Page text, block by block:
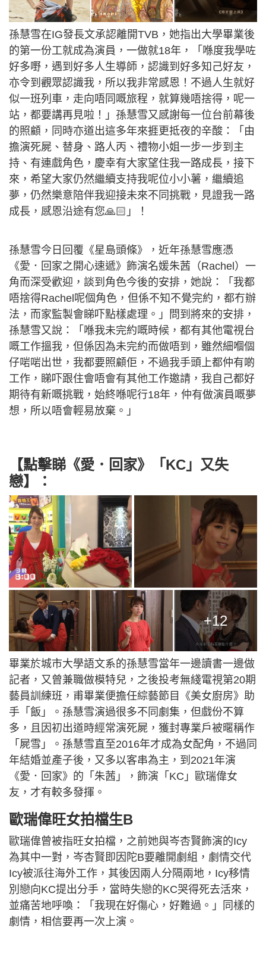
孫慧雪在IG發長文承認離開TVB，她指出大學畢業後
的第一份工就成為演員，一做就18年，「喺度我學咗
好多嘢，遇到好多人生導師，認識到好多知己好友，
亦令到觀眾認識我，所以我非常感恩！不過人生就好
似一班列車，走向唔同嘅旅程，就算幾唔捨得，呢一
站，都要講再見啦！」孫慧雪又感謝每一位台前幕後
的照顧，同時亦道出這多年來捱更抵夜的辛酸：「由
擔演死屍、替身、路人丙、禮物小姐一步一步到主
持、有連戲角色，慶幸有大家望住我一路成長，接下
來，希望大家仍然繼續支持我呢位小小薯，繼續追
夢，仍然樂意陪伴我迎接未來不同挑戰，見證我一路
成長，感恩沿途有您🙏🏻」！
孫慧雪今日回覆《星島頭條》，近年孫慧雪應憑
《愛．回家之開心速遞》飾演名媛朱茜（Rachel）一
角而深受歡迎，談到角色今後的安排，她說：「我都
唔捨得Rachel呢個角色，但係不知不覺完約，都冇辦
法，而家監製會睇吓點樣處理。」問到將來的安排，
孫慧雪又說：「喺我未完約嘅時候，都有其他電視台
嘅工作搵我，但係因為未完約而做唔到，雖然細嗰個
仔啱啱出世，我都要照顧佢，不過我手頭上都仲有啲
工作，睇吓跟住會唔會有其他工作邀請，我自己都好
期待有新嘅挑戰，始終喺呢行18年，仲有做演員嘅夢
想，所以唔會輕易放棄。」
【點擊睇 《愛．回家》「KC」又失
戀】：
+12
畢業於城市大學語文系的孫慧雪當年一邊讀書一邊做
記者，又曾兼職做模特兒，之後投考無綫電視第20期
藝員訓練班，甫畢業便擔任綜藝節目《美女廚房》助
手「飯」。孫慧雪演過很多不同劇集，但戲份不算
多，且因初出道時經常演死屍，獲封專業戶被暱稱作
「屍雪」。孫慧雪直至2016年才成為女配角，不過同
年結婚並產子後，又多以客串為主，到2021年演
《愛．回家》的「朱茜」，飾演「KC」歐瑞偉女
友，才有較多發揮。
歐瑞偉旺女拍檔生B
歐瑞偉曾被指旺女拍檔，之前她與岑杏賢飾演的Icy
為其中一對，岑杏賢即因陀B要離開劇組，劇情交代
Icy被派往海外工作，其後因兩人分隔兩地，Icy移情
別戀向KC提出分手，當時失戀的KC哭得死去活來，
並痛苦地呼喚：「我現在好傷心，好難過。」同樣的
劇情，相信要再一次上演。